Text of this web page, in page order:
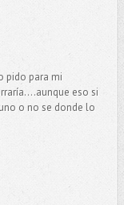
pido para mi
eso si
o no se donde lo